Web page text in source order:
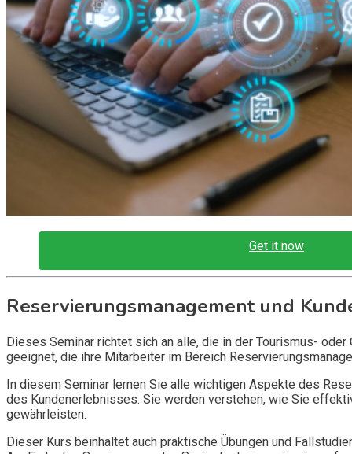
Get it now
Reservierungsmanagement und
Dieses Seminar richtet sich an alle, die in der Tourismus-
geeignet, die ihre Mitarbeiter im Bereich
In diesem Seminar lernen Sie alle wichtigen Aspekte des
des Kundenerlebnisses. Sie werden verstehen, wie Sie
gewährleisten.
Dieser Kurs beinhaltet auch praktische Übungen und